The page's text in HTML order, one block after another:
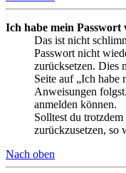
Ich habe mein Passwort
Das ist nicht
Passwort nicht
zurücksetzen. Dies
Seite auf „Ich habe
Anweisungen
anmelden können.
Solltest du
zurückzusetzen, so
Nach oben